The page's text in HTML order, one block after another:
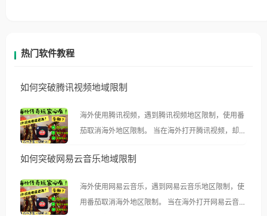
热门软件教程
如何突破腾讯视频地域限制
海外使用腾讯视频，遇到腾讯视频地区限制，使用番
茄取消海外地区限制。 当在海外打开腾讯视频，却突
示语。 海外用户如香港、澳门、台湾、美国、加拿
像其他音乐平台一样，出现地区及版权限制问题，且
仅能在中国大陆地区播放。 遇到这个问题的朋友们，
如何突破网易云音乐地域限制
海外使用网易云音乐，遇到网易云音乐地区限制，使
用番茄取消海外地区限制。 当在海外打开网易云音